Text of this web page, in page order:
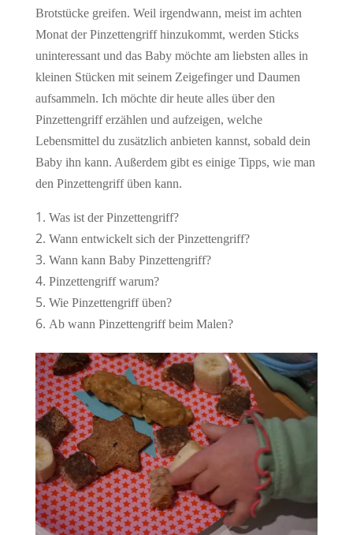
Brotstücke greifen. Weil irgendwann, meist im achten
Monat der Pinzettengriff hinzukommt, werden Sticks
uninteressant und das Baby möchte am liebsten alles in
kleinen Stücken mit seinem Zeigefinger und Daumen
aufsammeln. Ich möchte dir heute alles über den
Pinzettengriff erzählen und aufzeigen, welche
Lebensmittel du zusätzlich anbieten kannst, sobald dein
Baby ihn kann. Außerdem gibt es einige Tipps, wie man
den Pinzettengriff üben kann.
Was ist der Pinzettengriff?
Wann entwickelt sich der Pinzettengriff?
Wann kann Baby Pinzettengriff?
Pinzettengriff warum?
Wie Pinzettengriff üben?
Ab wann Pinzettengriff beim Malen?